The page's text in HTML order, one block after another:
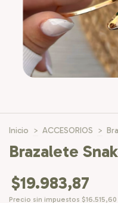
Inicio > ACCESORIOS >
Brazalete
$19.983,87
Precio sin impuestos $16.515,60